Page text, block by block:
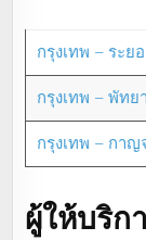
กรุงเทพ – ระย
กรุงเทพ – พัทยา
กรุงเทพ – กา
ผู้ให้บริก